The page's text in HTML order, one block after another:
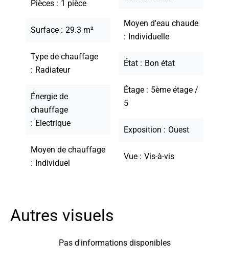
Pièces 1 pièce
Surface 29.3 m²
Type de chauffage
Radiateur
Énergie de
chauffage
Electrique
Moyen de chauffage
Individuel
Moyen d'eau chaude
Individuelle
État Bon état
Étage
5ème étage /
5
Exposition Ouest
Vue Vis-à-vis
Autres visuels
Pas d'informations disponibles